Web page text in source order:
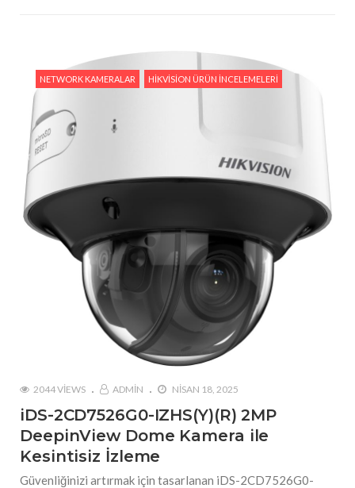
NETWORK KAMERALAR HIKVISION ÜRÜN İNCELEMELERI
2044 VIEWS ADMIN NISAN 18, 2025
iDS-2CD7526G0-IZHS(Y)(R) 2MP
DeepinView Dome Kamera ile
Kesintisiz İzleme
Güvenliğinizi artırmak için tasarlanan iDS-2CD7526G0-